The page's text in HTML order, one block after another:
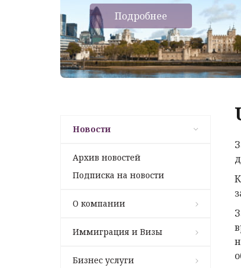
Подробнее
Новости
Архив новостей
Подписка на новости
О компании
Иммиграция и Визы
Бизнес услуги